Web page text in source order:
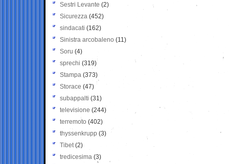
Sestri Levante (2)
Sicurezza (452)
sindacati (162)
Sinistra arcobaleno (11)
Soru (4)
sprechi (319)
Stampa (373)
Storace (47)
subappalti (31)
televisione(244)
terremoto (402)
thyssenkrupp (3)
Tibet(2)
tredicesima (3)